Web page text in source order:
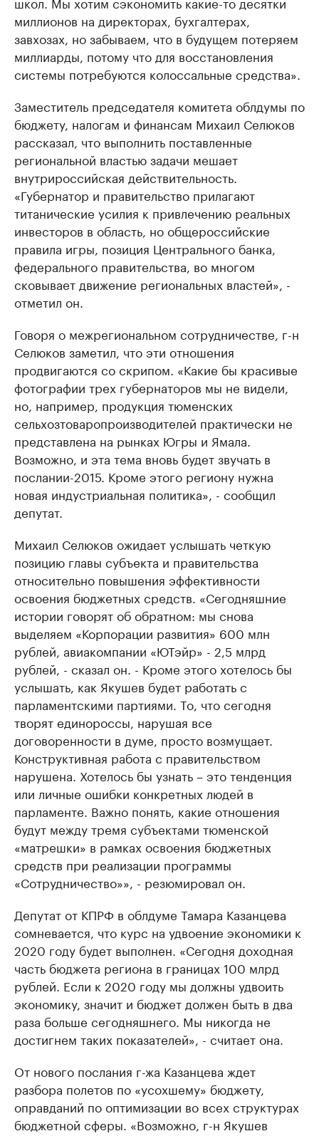
миллионов на директорах, бухгалтерах,
завхозах, но забываем, что в будущем потеряем
миллиарды, потому что для восстановления
системы потребуются колоссальные средства».
Заместитель председателя комитета облдумы по
бюджету, налогам и финансам Михаил Селюков
рассказал, что выполнить поставленные
региональной властью задачи мешает
внутрироссийская действительность.
«Губернатор и правительство прилагают
титанические усилия к привлечению реальных
инвесторов в область, но общероссийские
правила игры, позиция Центрального банка,
федерального правительства, во многом
сковывает движение региональных властей», -
отметил он.
Говоря о межрегиональном сотрудничестве, г-н
Селюков заметил, что эти отношения
продвигаются со скрипом. «Какие бы красивые
фотографии трех губернаторов мы не видели,
но, например, продукция тюменских
сельхозтоваропроизводителей практически не
представлена на рынках Югры и Ямала.
Возможно, и эта тема вновь будет звучать в
послании-2015. Кроме этого региону нужна
новая индустриальная политика», - сообщил
депутат.
Михаил Селюков ожидает услышать четкую
позицию главы субъекта и правительства
относительно повышения эффективности
освоения бюджетных средств. «Сегодняшние
истории говорят об обратном: мы снова
выделяем «Корпорации развития» 600 млн
рублей, авиакомпании «ЮТэйр» - 2,5 млрд
рублей, - сказал он. - Кроме этого хотелось бы
услышать, как Якушев будет работать с
парламентскими партиями. То, что сегодня
творят единороссы, нарушая все
договоренности в думе, просто возмущает.
Конструктивная работа с правительством
нарушена. Хотелось бы узнать – это тенденция
или личные ошибки конкретных людей в
парламенте. Важно понять, какие отношения
будут между тремя субъектами тюменской
«матрешки» в рамках освоения бюджетных
средств при реализации программы
«Сотрудничество»», - резюмировал он.
Депутат от КПРФ в облдуме Тамара Казанцева
сомневается, что курс на удвоение экономики к
2020 году будет выполнен. «Сегодня доходная
часть бюджета региона в границах 100 млрд
рублей. Если к 2020 году мы должны удвоить
экономику, значит и бюджет должен быть в два
раза больше сегодняшнего. Мы никогда не
достигнем таких показателей», - считает она.
От нового послания г-жа Казанцева ждет
разбора полетов по «усохшему» бюджету,
оправданий по оптимизации во всех структурах
бюджетной сферы. «Возможно, г-н Якушев